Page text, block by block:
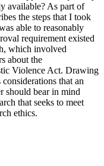
available? As part of
the steps that I took
able to reasonably
requirement existed
which involved
about the
Violence Act. Drawing
that an
should bear in mind
that seeks to meet
ethics.